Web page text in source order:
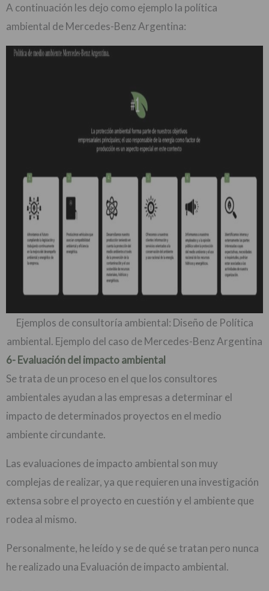
A continuación les dejo como ejemplo la política
ambiental de Mercedes-Benz Argentina:
Ejemplos de consultoría ambiental: Diseño de Política
ambiental. Ejemplo del caso de Mercedes-Benz Argentina
6- Evaluación del impacto ambiental
Se trata de un proceso en el que los consultores
ambientales ayudan a las empresas a determinar el
impacto de determinados proyectos en el medio
ambiente circundante.
Las evaluaciones de impacto ambiental son muy
complejas de realizar, ya que requieren una investigación
extensa sobre el proyecto en cuestión y el ambiente que
rodea al mismo.
Personalmente, he leído y se de qué se tratan pero nunca
he realizado una Evaluación de impacto ambiental.